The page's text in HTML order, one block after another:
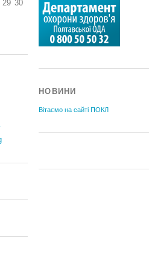
29 30
НОВИНИ
Вітаємо на сайті ПОКЛ